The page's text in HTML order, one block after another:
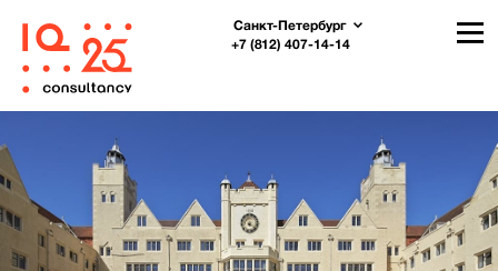
Санкт-Петербург
+7 (812) 407-14-14